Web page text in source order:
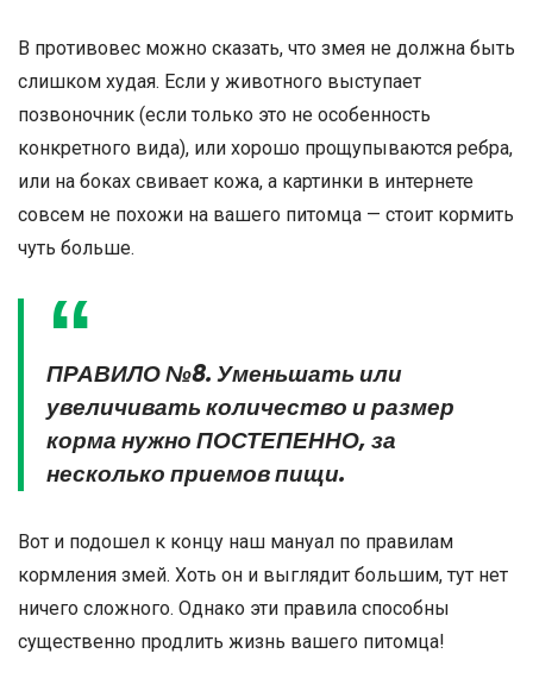
В противовес можно сказать, что змея не должна быть
слишком худая. Если у животного выступает
позвоночник (если только это не особенность
конкретного вида), или хорошо прощупываются ребра,
или на боках свивает кожа, а картинки в интернете
совсем не похожи на вашего питомца — стоит кормить
чуть больше.
ПРАВИЛО №8. Уменьшать или
увеличивать количество и размер
корма нужно ПОСТЕПЕННО, за
несколько приемов пищи.
Вот и подошел к концу наш мануал по правилам
кормления змей. Хоть он и выглядит большим, тут нет
ничего сложного. Однако эти правила способны
существенно продлить жизнь вашего питомца!